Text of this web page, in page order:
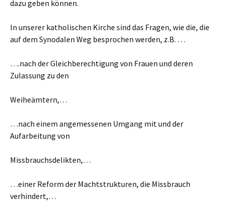
dazu geben können.
In unserer katholischen Kirche sind das Fragen, wie die, die
auf dem Synodalen Weg besprochen werden, z.B. …
….nach der Gleichberechtigung von Frauen und deren
Zulassung zu den
Weiheämtern,…
…nach einem angemessenen Umgang mit und der
Aufarbeitung von
Missbrauchsdelikten,…
…einer Reform der Machtstrukturen, die Missbrauch
verhindert,…